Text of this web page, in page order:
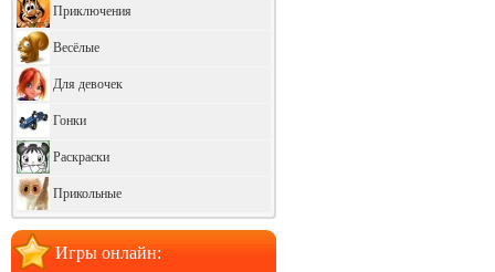
Приключения
Весёлые
Для девочек
Гонки
Раскраски
Прикольные
Игры онлайн: